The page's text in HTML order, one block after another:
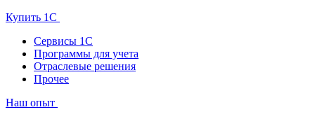
Купить 1С
Сервисы 1С
Программы для учета
Отраслевые решения
Прочее
Наш опыт